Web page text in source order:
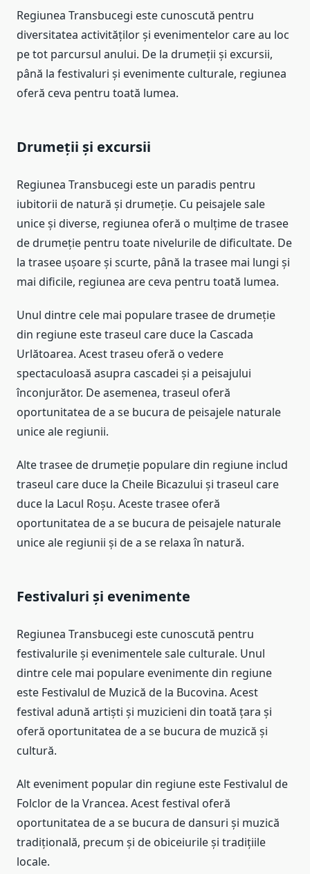
Regiunea Transbucegi este cunoscută pentru
diversitatea activităților și evenimentelor care au loc
pe tot parcursul anului. De la drumeții și excursii,
până la festivaluri și evenimente culturale, regiunea
oferă ceva pentru toată lumea.
Drumeții și excursii
Regiunea Transbucegi este un paradis pentru
iubitorii de natură și drumeție. Cu peisajele sale
unice și diverse, regiunea oferă o mulțime de trasee
de drumeție pentru toate nivelurile de dificultate. De
la trasee ușoare și scurte, până la trasee mai lungi și
mai dificile, regiunea are ceva pentru toată lumea.
Unul dintre cele mai populare trasee de drumeție
din regiune este traseul care duce la Cascada
Urlătoarea. Acest traseu oferă o vedere
spectaculoasă asupra cascadei și a peisajului
înconjurător. De asemenea, traseul oferă
oportunitatea de a se bucura de peisajele naturale
unice ale regiunii.
Alte trasee de drumeție populare din regiune includ
traseul care duce la Cheile Bicazului și traseul care
duce la Lacul Roșu. Aceste trasee oferă
oportunitatea de a se bucura de peisajele naturale
unice ale regiunii și de a se relaxa în natură.
Festivaluri și evenimente
Regiunea Transbucegi este cunoscută pentru
festivalurile și evenimentele sale culturale. Unul
dintre cele mai populare evenimente din regiune
este Festivalul de Muzică de la Bucovina. Acest
festival adună artiști și muzicieni din toată țara și
oferă oportunitatea de a se bucura de muzică și
cultură.
Alt eveniment popular din regiune este Festivalul de
Folclor de la Vrancea. Acest festival oferă
oportunitatea de a se bucura de dansuri și muzică
tradițională, precum și de obiceiurile și tradițiile
locale.